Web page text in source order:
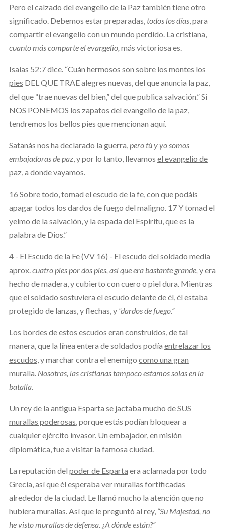
Pero el calzado del evangelio de la Paz también tiene otro
significado. Debemos estar preparadas, todos los días, para
compartir el evangelio con un mundo perdido. La cristiana,
cuanto más comparte el evangelio, más victoriosa es.
Isaías 52:7 dice. “Cuán hermosos son sobre los montes los
pies DEL QUE TRAE alegres nuevas, del que anuncia la paz,
del que “trae nuevas del bien,” del que publica salvación.” Si
NOS PONEMOS los zapatos del evangelio de la paz,
tendremos los bellos pies que mencionan aquí.
Satanás nos ha declarado la guerra,pero tú y yo somos
embajadoras de paz, y por lo tanto, llevamos el evangelio de
paz,a donde vayamos.
16 Sobre todo, tomad el escudo de la fe, con que podáis
apagar todos los dardos de fuego del maligno. 17 Y tomad el
yelmo de la salvación, y la espada del Espíritu, que es la
palabra de Dios.”
4 - El Escudo de la Fe (VV 16) - El escudo del soldado medía
aprox.cuatro pies por dos pies, así que era bastante grande, y era
hecho de madera, y cubierto con cuero o piel dura. Mientras
que el soldado sostuviera el escudo delante de él, él estaba
protegido de lanzas, y flechas, y “dardos de fuego.”
Los bordes de estos escudos eran construidos, de tal
manera, que la línea entera de soldados podía entrelazar los
escudos,y marchar contra el enemigo como una gran
muralla. Nosotras, las cristianas tampoco estamos solas en la
batalla.
Un rey de la antigua Esparta se jactaba mucho deSUS
murallas poderosas, porque estás podían bloquear a
cualquier ejército invasor. Un embajador, en misión
diplomática, fue a visitar la famosa ciudad.
La reputación del poder de Esparta era aclamada por todo
Grecia, así que él esperaba ver murallas fortificadas
alrededor de la ciudad. Le llamó mucho la atención que no
hubiera murallas. Así que le preguntó al rey, “Su Majestad, no
he visto murallas de defensa. ¿A dónde están?”